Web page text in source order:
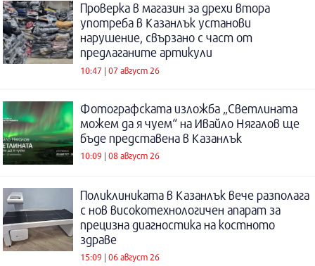
Проверка в магазин за дрехи втора
употреба в Казанлък установи
нарушение, свързано с част от
предлаганите артикули
10:47 | 07 август 26
Фотографската изложба „Светлината
можем да я чуем“ на Ивайло Нягалов ще
бъде представена в Казанлък
10:09 | 08 август 26
Поликлиниката в Казанлък вече разполага
с нов високотехнологичен апарат за
прецизна диагностика на костното
здраве
15:09 | 06 август 26